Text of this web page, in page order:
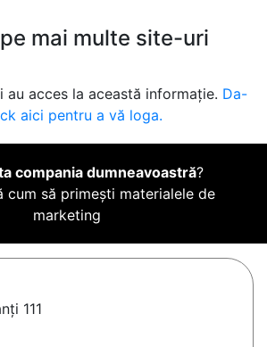
mai multe site-uri
au acces la această informație. Da-
aici pentru a vă loga.
compania dumneavoastră?
cum să primești materialele de
marketing
111